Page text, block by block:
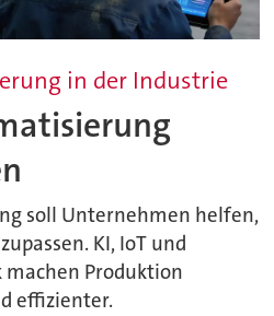
in der Industrie
soll Unternehmen helfen,
KI, IoT und
Produktion
effizienter.